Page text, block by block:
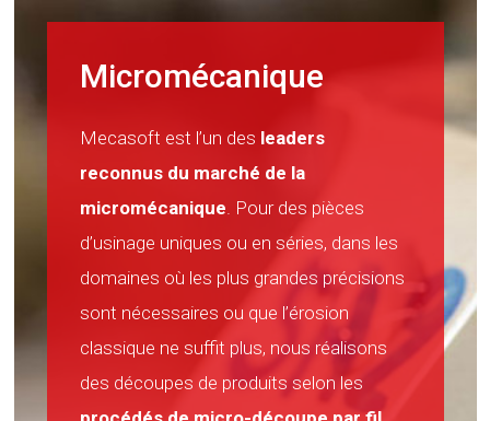
Micromécanique
Mecasoft est l’un des leaders
reconnus du marché de la
micromécanique. Pour des pièces
d’usinage uniques ou en séries, dans les
domaines où les plus grandes précisions
sont nécessaires ou que l’érosion
classique ne suffit plus, nous réalisons
des découpes de produits selon les